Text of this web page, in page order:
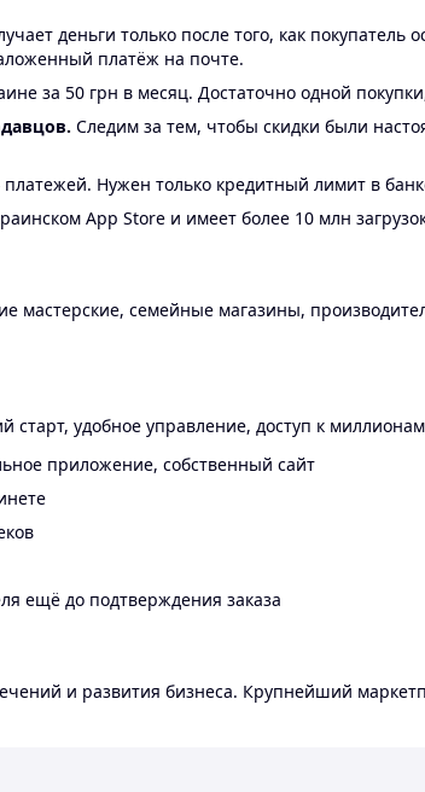
деньги только после того, как
платёж на почте.
за 50 грн в месяц. Достаточно одной
Следим за тем, чтобы скидки были
платежей. Нужен только кредитный лимит в
App Store и имеет более 10 млн
семейные магазины,
удобное управление, доступ к
приложение, собственный сайт
ещё до подтверждения заказа
и развития бизнеса. Крупнейший